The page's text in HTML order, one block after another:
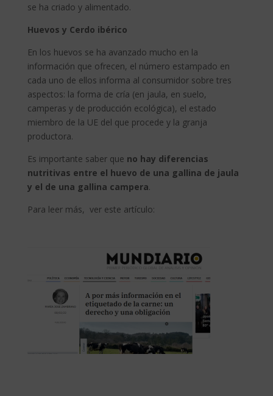
se ha criado y alimentado.
Huevos y Cerdo ibérico
En los huevos se ha avanzado mucho en la
información que ofrecen, el número estampado en
cada uno de ellos informa al consumidor sobre tres
aspectos: la forma de cría (en jaula, en suelo,
camperas y de producción ecológica), el estado
miembro de la UE del que procede y la granja
productora.
Es importante saber que no hay diferencias
nutritivas entre el huevo de una gallina de jaula
y el de una gallina campera.
Para leer más, ver este artículo: